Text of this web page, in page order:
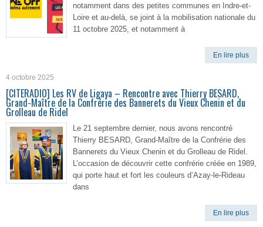
notamment dans des petites communes en Indre-et-
Loire et au-delà, se joint à la mobilisation nationale du
11 octobre 2025, et notamment à
En lire plus
4 octobre 2025
[CITERADIO] Les RV de Ligaya – Rencontre avec Thierry BESARD,
Grand-Maître de la Confrérie des Bannerets du Vieux Chenin et du
Grolleau de Ridel
Le 21 septembre dernier, nous avons rencontré
Thierry BESARD, Grand-Maître de la Confrérie des
Bannerets du Vieux Chenin et du Grolleau de Ridel.
L’occasion de découvrir cette confrérie créée en 1989,
qui porte haut et fort les couleurs d’Azay-le-Rideau
dans
En lire plus